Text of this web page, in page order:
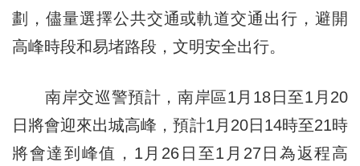
劃，儘量選擇公共交通或軌道交通出行，避開
高峰時段和易堵路段，文明安全出行。
南岸交巡警預計，南岸區1月18日至1月20
日將會迎來出城高峰，預計1月20日14時至21時
將會達到峰值，1月26日至1月27日為返程高